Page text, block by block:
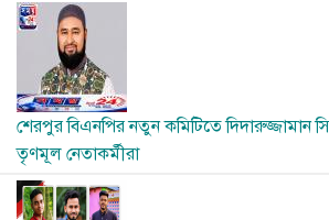
Image
শেরপুর বিএনপির নতুন কমিটিতে দিদারুজ্জামান
তৃণমূল নেতাকর্মীরা
Image